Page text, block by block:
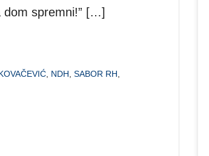
dom spremni!” […]
NDH SABOR RH